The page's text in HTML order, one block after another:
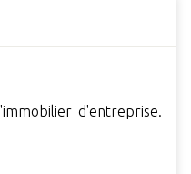
d'entreprise.